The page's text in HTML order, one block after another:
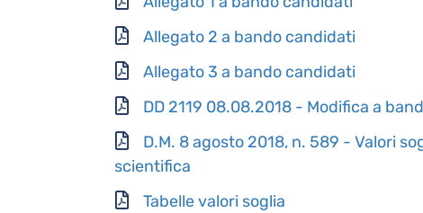
Allegato 2 a bando candidati
Allegato 3 a bando candidati
DD 2119 08.08.2018 - Modifica a
D.M. 8 agosto 2018, n. 589 - Valori
scientifica
Tabelle valori soglia